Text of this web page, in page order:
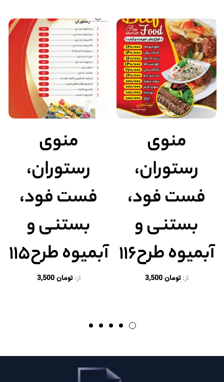
منوی
رستوران،
فست فود،
بستنی و
آبمیوه طرح۱۱۶
از:تومان3,500
منوی
رستوران،
فست فود،
بستنی و
آبمیوه طرح۱۱۵
از:تومان3,500